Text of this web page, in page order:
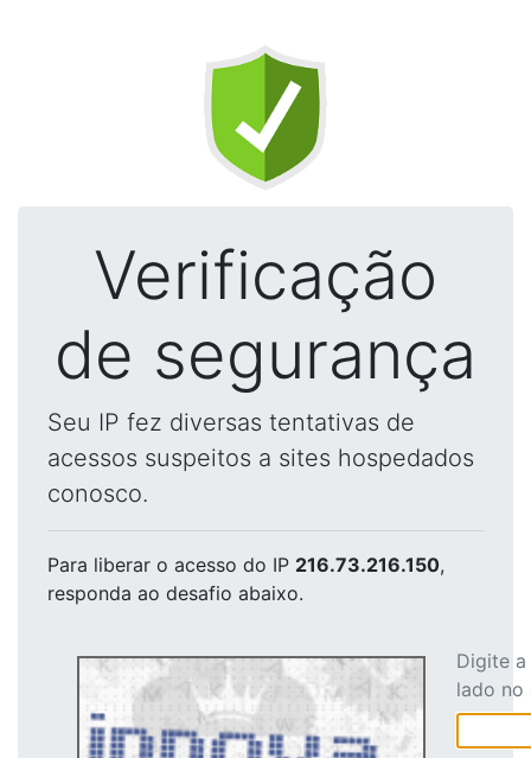
Verificação
de segurança
Seu IP fez diversas tentativas de
acessos suspeitos a sites hospedados
conosco.
Para liberar o acesso do IP 216.73.216.150,
responda ao desafio abaixo.
Digite
lado no